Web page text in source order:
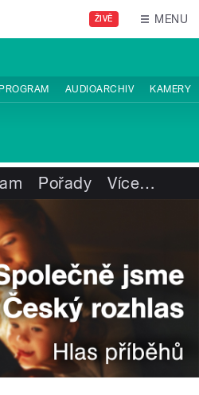
ŽIVĚ MENU
PROGRAM AUDIOARCHIV KAMERY
Pořady Více…